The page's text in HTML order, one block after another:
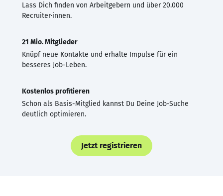
Lass Dich finden von Arbeitgebern und über 20.000
Recruiter·innen.
21 Mio. Mitglieder
Knüpf neue Kontakte und erhalte Impulse für ein
besseres Job-Leben.
Kostenlos profitieren
Schon als Basis-Mitglied kannst Du Deine Job-Suche
deutlich optimieren.
Jetzt registrieren